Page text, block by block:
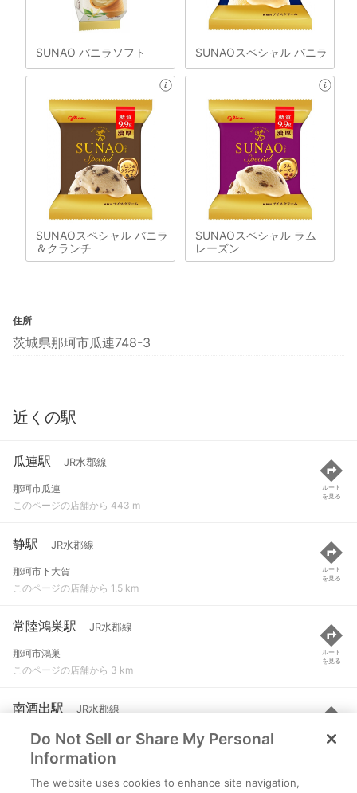
SUNAO バニラソフト SUNAOスペシャル バニラ
SUNAOスペシャル バニラ
＆クランチ
SUNAOスペシャル ラム
レーズン
住所
茨城県那珂市瓜連748-3
近くの駅
瓜連駅 JR水郡線
那珂市瓜連
このページの店舗から 443 m
ルート
を見る
静駅 JR水郡線
那珂市下大賀
このページの店舗から 1.5 km
ルート
を見る
常陸鴻巣駅 JR水郡線
那珂市鴻巣
このページの店舗から 3 km
ルート
を見る
南酒出駅 JR水郡線
那珂市南酒出
このページの店舗から 4.9 km
ルート
を見る
Do Not Sell or Share My Personal
Information
The website uses cookies to enhance site navigation,